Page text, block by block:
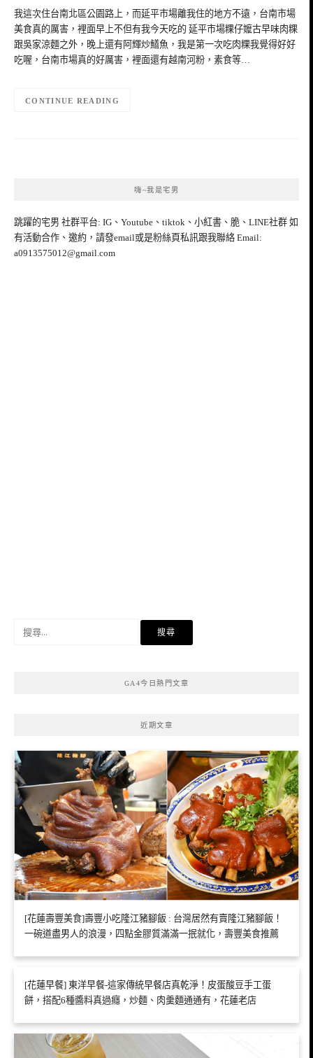
我這次住台南北區公園路上，而延平市場離我住的地方不遠，台南市場
美食真的厲害，裡面早上不但有我今天吃的 延平市場粿仔嬤古早味肉粿
跟吳家涼麵之外，晚上還有阿輝炒鱔魚，我是第一次吃肉粿我覺得好好
吃喔，台南市場真的好厲害，裡面還有越南河粉，素食等…
CONTINUE READING
嗨~我是宅男
跳躍的宅男 社群平台: IG、Youtube、tiktok、小紅書、脆、LINE社群 如
有活動合作、邀約，請發email或是粉絲頁私訊跟我聯絡 Email:
a0913575012@gmail.com
GA4今日熱門文章
近期文章
[花蓮壽豐美食]壽豐小吃隆江豬腳飯 : 台灣居然有賣隆江豬腳飯！
一碗道盡男人的浪漫，四點金膠質滿滿一抿就化，壽豐美食推薦
[花蓮早餐] 東洋早餐-這家傳統早餐店真乾淨！皮蛋酸豆手工蛋
餅，搭配6種醬料真過癮，炒麵、肉羹麵通通有，花蓮老店